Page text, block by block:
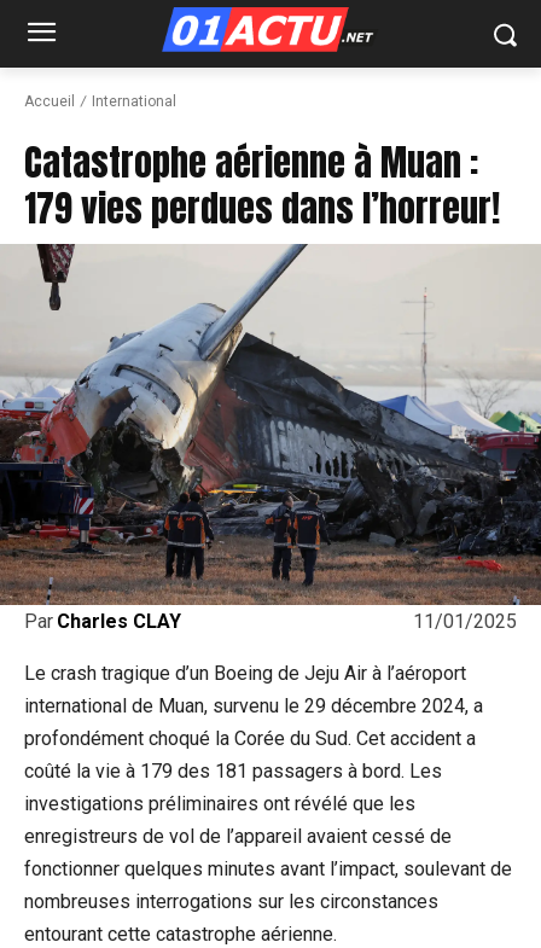
Accueil International
Catastrophe aérienne à Muan :
179 vies perdues dans l’horreur!
11/01/2025
Par Charles CLAY
Le crash tragique d’un Boeing de Jeju Air à l’aéroport
international de Muan, survenu le 29 décembre 2024, a
profondément choqué la Corée du Sud. Cet accident a
coûté la vie à 179 des 181 passagers à bord. Les
investigations préliminaires ont révélé que les
enregistreurs de vol de l’appareil avaient cessé de
fonctionner quelques minutes avant l’impact, soulevant de
nombreuses interrogations sur les circonstances
entourant cette catastrophe aérienne.